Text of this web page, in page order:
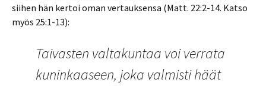
siihen hän kertoi oman vertauksensa (Matt. 22:2-14. Katso
myös 25:1-13):
Taivasten valtakuntaa voi verrata
kuninkaaseen, joka valmisti häät